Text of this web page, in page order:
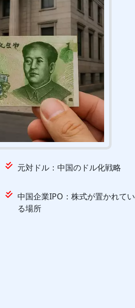
元対ドル：中国のドル化戦略
中国企業IPO：株式が置かれてい
る場所